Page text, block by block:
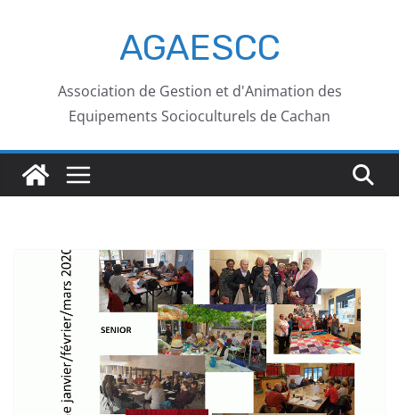
AGAESCC
Association de Gestion et d'Animation des
Equipements Socioculturels de Cachan